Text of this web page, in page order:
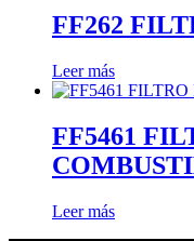
FF262
Leer más
FF5461
Leer más